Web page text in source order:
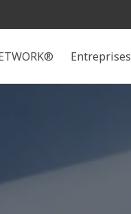
RechercherEntreprises